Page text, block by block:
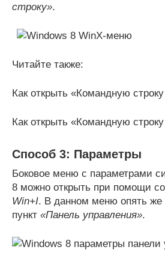
строку».
Читайте также:
Как открыть «Командную
Как открыть «Командную
Способ 3: Параметры
Боковое меню с параметрами
8 можно открыть при помощи
Win+I. В данном меню опять же
пункт «Панель управления».